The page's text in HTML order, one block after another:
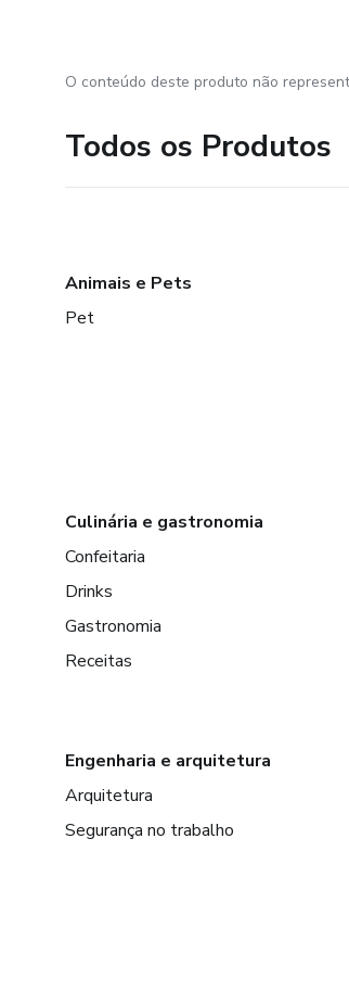
O conteúdo deste produto não
Todos os Produtos
Animais e Pets
Pet
Culinária e gastronomia
Confeitaria
Drinks
Gastronomia
Receitas
Engenharia e arquitetura
Arquitetura
Segurança no trabalho